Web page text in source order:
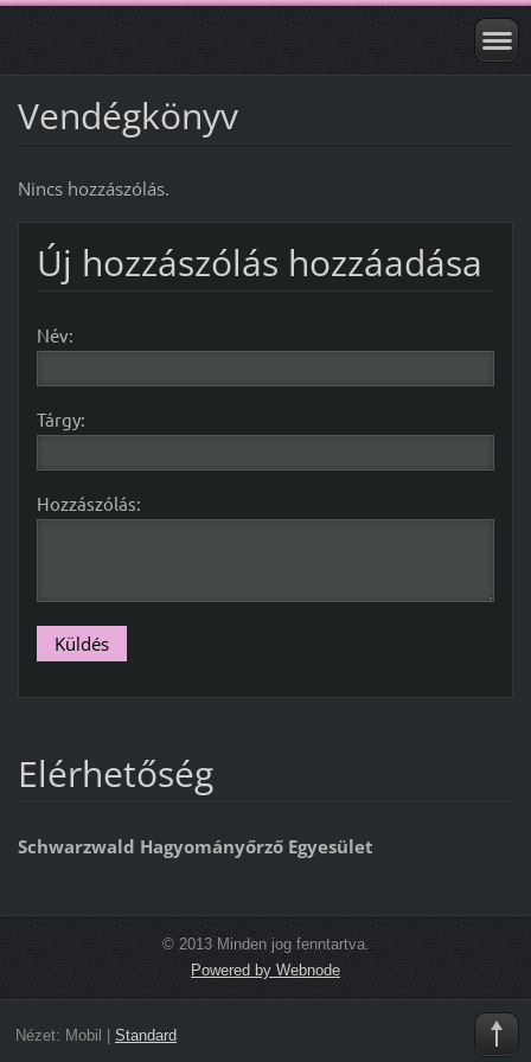
Vendégkönyv
Nincs hozzászólás.
Új hozzászólás hozzáadása
Név:
Tárgy:
Hozzászólás:
Elérhetőség
Schwarzwald Hagyományőrző Egyesület
© 2013 Minden jog fenntartva.
Powered by Webnode
Nézet: Mobil Standard